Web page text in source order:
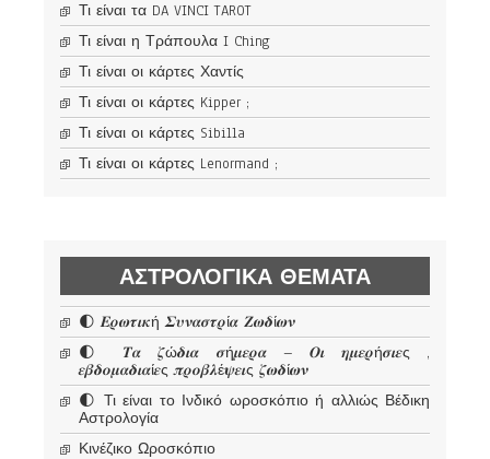
Τι είναι τα DA VINCI TAROT
Τι είναι η Τράπουλα I Ching
Τι είναι οι κάρτες Χαντίς
Τι είναι οι κάρτες Kipper ;
Τι είναι οι κάρτες Sibilla
Τι είναι οι κάρτες Lenormand ;
ΑΣΤΡΟΛΟΓΙΚΆ ΘΈΜΑΤΑ
🌓 𝜠𝝆𝝎𝝉𝜾𝜿ή 𝜮𝝊𝝂𝜶𝝈𝝉𝝆ί𝜶 𝜡𝝎𝜹ί𝝎𝝂
🌓 𝜯𝜶 𝜻ώ𝜹𝜾𝜶 𝝈ή𝝁𝜺𝝆𝜶 – 𝜪𝜾 𝜼𝝁𝜺𝝆ή𝝈𝜾𝜺ς ,
𝜺𝜷𝜹𝝄𝝁𝜶𝜹𝜾𝜶ί𝜺ς 𝝅𝝆𝝄𝜷𝝀έ𝝍𝜺𝜾ς 𝜻𝝎𝜹ί𝝎𝝂
🌓 Τι είναι το Ινδικό ωροσκόπιο ή αλλιώς Βέδικη
Αστρολογία
Κινέζικο Ωροσκόπιο